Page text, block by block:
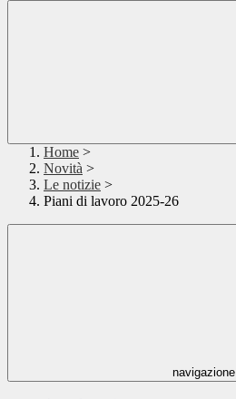
Home >
Novità >
Le notizie >
Piani di lavoro 2025-26
navigazione